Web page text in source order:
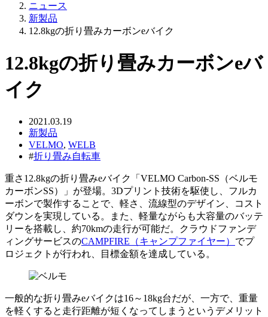
ニュース
新製品
12.8kgの折り畳みカーボンeバイク
12.8kgの折り畳みカーボンeバ
イク
2021.03.19
新製品
VELMO, WELB
#折り畳み自転車
重さ12.8kgの折り畳みeバイク「VELMO Carbon-SS（ベルモ
カーボンSS）」が登場。3Dプリント技術を駆使し、フルカ
ーボンで製作することで、軽さ、流線型のデザイン、コスト
ダウンを実現している。また、軽量ながらも大容量のバッテ
リーを搭載し、約70kmの走行が可能だ。クラウドファンデ
ィングサービスのCAMPFIRE（キャンプファイヤー） でプ
ロジェクトが行われ、目標金額を達成している。
一般的な折り畳みeバイクは16～18kg台だが、一方で、重量
を軽くすると走行距離が短くなってしまうというデメリット